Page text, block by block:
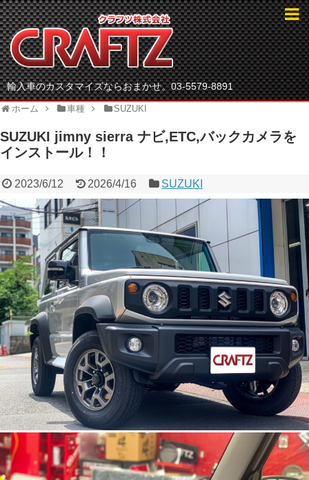
輸入車のカスタマイズならおまかせ。03-5579-8891
ホーム 車種 SUZUKI
SUZUKI jimny sierra ナビ,ETC,バックカメラを
インストール！！
2023/6/12 2026/4/16 SUZUKI